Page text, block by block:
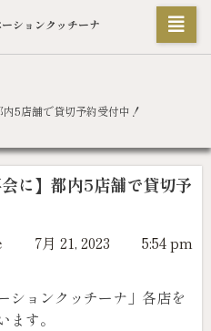
ションクッチーナ
内5店舗で貸切予約受付中！
に】都内5店舗で貸切予
7月 21, 2023 5:54 pm
ションクッチーナ」各店を
す。